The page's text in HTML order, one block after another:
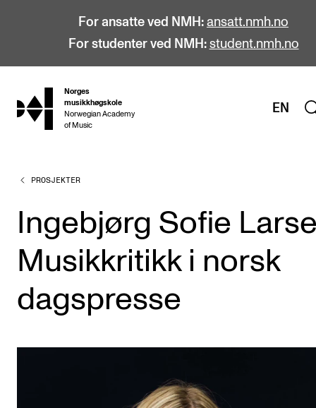
For ansatte ved NMH: ansatt.nmh.no
For studenter ved NMH: student.nmh.no
hjem
Norges
musikkhøgskole
Norwegian Academy
of Music
EN
STUDIER
Alle studier
Bachelor
Master
Doktorgrad
Årsstudium og videreutdanning
PROSJEKTER
Ingebjørg Sofie
Musikkritikk i norsk
dagspresse